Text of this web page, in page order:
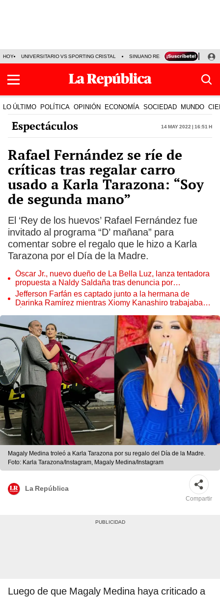
HOY UNIVERSITARIO VS SPORTING CRISTAL SINUANO RESULTADOS HOY
LO ÚLTIMO POLÍTICA OPINIÓN ECONOMÍA SOCIEDAD MUNDO
Espectáculos 14 May 2022 | 16:51 h
Rafael Fernández se ríe de
críticas tras regalar carro
usado a Karla Tarazona: “Soy
de segunda mano”
El ‘Rey de los huevos’ Rafael Fernández fue
invitado al programa “D’ mañana” para
comentar sobre el regalo que le hizo a Karla
Tarazona por el Día de la Madre.
Óscar Jr., nuevo dueño de La Bella Luz, lanza tentadora
propuesta a Naldy Saldaña tras denuncia por
tocamientos
Jefferson Farfán es captado junto a la hermana de
Darinka Ramírez mientras Xiomy Kanashiro trabajaba:
Magaly Medina troleó a Karla Tarazona por su regalo del Día de la Madre.
Foto: Karla Tarazona/Instagram, Magaly Medina/Instagram
La República
Compartir
Luego de que Magaly Medina haya criticado a